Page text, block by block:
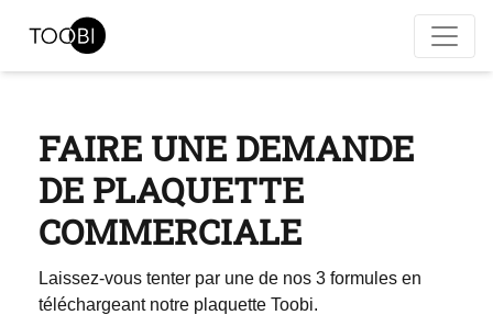
FAIRE UNE DEMANDE
DE PLAQUETTE
COMMERCIALE
Laissez-vous tenter par une de nos 3 formules en
téléchargeant notre plaquette Toobi.